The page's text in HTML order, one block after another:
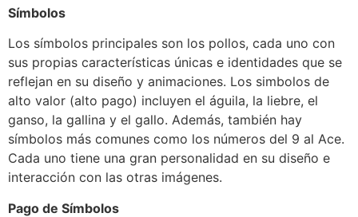
Símbolos
Los símbolos principales son los pollos, cada uno con
sus propias características únicas e identidades que se
reflejan en su diseño y animaciones. Los simbolos de
alto valor (alto pago) incluyen el águila, la liebre, el
ganso, la gallina y el gallo. Además, también hay
símbolos más comunes como los números del 9 al Ace.
Cada uno tiene una gran personalidad en su diseño e
interacción con las otras imágenes.
Pago de Símbolos